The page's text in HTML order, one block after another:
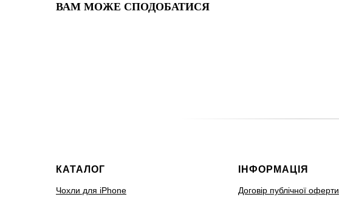
ВАМ МОЖЕ СПОДОБАТИСЯ
КАТАЛОГ
Чохли для iPhone
ІНФОРМАЦІЯ
Договір публічної оферти